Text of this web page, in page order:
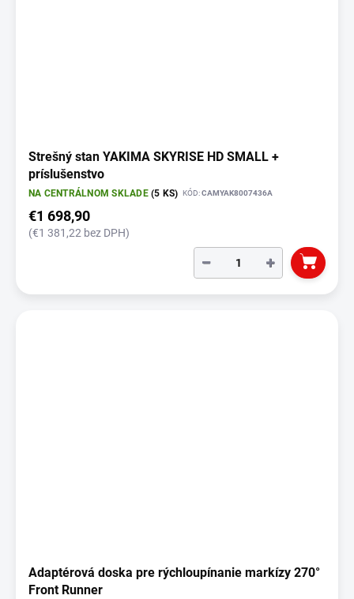
Strešný stan YAKIMA SKYRISE HD SMALL +
príslušenstvo
NA CENTRÁLNOM SKLADE(5 KS) KÓD:CAMYAK8007436A
€1 698,90
(€1 381,22 bez DPH)
+
−
Adaptérová doska pre rýchloupínanie markízy 270°
Front Runner